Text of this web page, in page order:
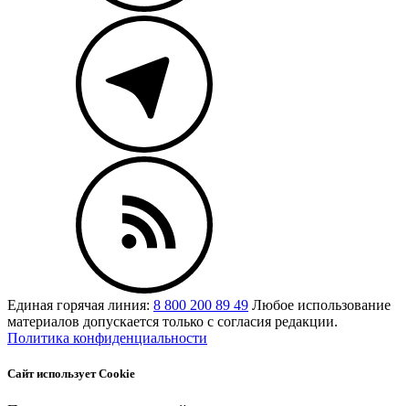
Единая горячая линия: 8 800 200 89 49 Любое использование
материалов допускается только с согласия редакции.
Политика конфиденциальности
Сайт использует Cookie